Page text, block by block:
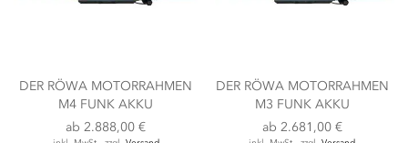
DER RÖWA MOTORRAHMEN
M4 FUNK AKKU
ab2.888,00 €
DER RÖWA MOTORRAHMEN
M3 FUNK AKKU
ab 2.681,00 €